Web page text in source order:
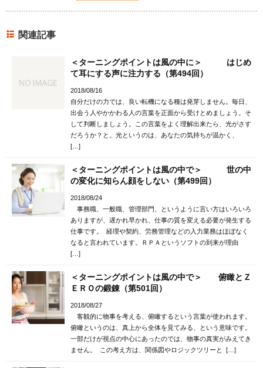
関連記事
＜ターニングポイントは風の中に＞ はじめ
て耳にする声に注力する（第494回）
2018/08/16
自分だけの力では、良い転機になる種は発芽しません。毎日、
出会う人やかかわる人の言葉を正面から受けとめましょう。そ
して判断しましょう。この言葉をよく理解出来たら、光がさす
だろうか？と。光というのは、あなたの気持ちが温かく、
[…]
＜ターニングポイントは風の中で＞ 世の中
の変化に知らん顔をしない（第499回）
2018/08/24
事務職、一般職、管理部門、というように言い方はいろいろ
ありますが、遅かれ早かれ、仕事の質を変える必要が発生する
仕事です。 経理や契約、労務管理などの入力業務はほぼなく
なると言われています。ＲＰＡというソフトの到来が理由
[…]
＜ターニングポイントは風の中で＞ 俯瞰とＺ
ＥＲＯの鍛錬（第501回）
2018/08/27
客観的に物事を考える、俯瞰するという言葉が使われます。
俯瞰というのは、真上から全体を見てみる、という意味です。
一部だけが視点の中心にあったのでは、物事の真実がみえてき
ません。 この考え方は、関係図やロジックツリーと […]